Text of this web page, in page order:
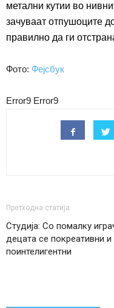
метални кутии во
зачуваат отпушоците
правилно да ги
Фото: Фејсбук
Error9 Error9
Претходна статија
Студија: Со помалку
децата се покреативни и
поинтелигентни